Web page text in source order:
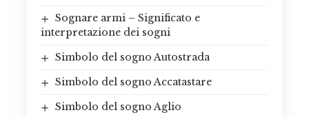
Sognare armi – Significato e
interpretazione dei sogni
Simbolo del sogno Autostrada
Simbolo del sogno Accatastare
Simbolo del sogno Aglio